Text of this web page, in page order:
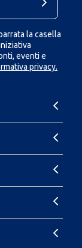
la casella
eventi e
privacy.